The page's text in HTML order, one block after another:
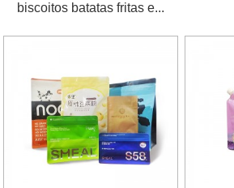
biscoitos batatas fritas e...